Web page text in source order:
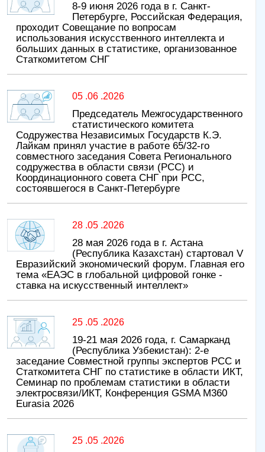
8-9 июня 2026 года в г. Санкт-
Петербурге, Российская Федерация,
проходит Совещание по вопросам
использования искусственного интеллекта и
больших данных в статистике, организованное
Статкомитетом СНГ
05 .06 .2026
Председатель Межгосударственного
статистического комитета
Содружества Независимых Государств К.Э.
Лайкам принял участие в работе 65/32-го
совместного заседания Совета Регионального
содружества в области связи (РСС) и
Координационного совета СНГ при РСС,
состоявшегося в Санкт-Петербурге
28 .05 .2026
28 мая 2026 года в г. Астана
(Республика Казахстан) стартовал V
Евразийский экономический форум. Главная его
тема «ЕАЭС в глобальной цифровой гонке -
ставка на искусственный интеллект»
25 .05 .2026
19-21 мая 2026 года, г. Самарканд
(Республика Узбекистан): 2-е
заседание Совместной группы экспертов РСС и
Статкомитета СНГ по статистике в области ИКТ,
Семинар по проблемам статистики в области
электросвязи/ИКТ, Конференция GSMA M360
Eurasia 2026
25 .05 .2026